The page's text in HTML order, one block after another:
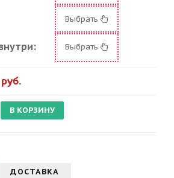
Выбрать
Выбрать
ДОСТАВКА